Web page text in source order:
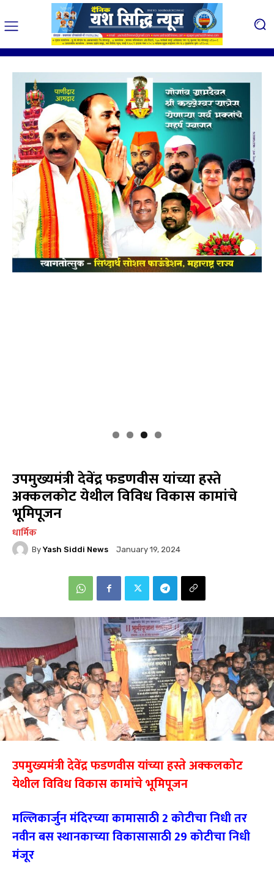
उपमुख्यमंत्री देवेंद्र फडणवीस यांच्या हस्ते
अक्कलकोट येथील विविध विकास कामांचे
भूमिपूजन
धार्मिक
By Yash Siddi News January 19, 2024
उपमुख्यमंत्री देवेंद्र फडणवीस यांच्या हस्ते अक्कलकोट
येथील विविध विकास कामांचे भूमिपूजन
मल्लिकार्जुन मंदिरच्या कामासाठी 2 कोटीचा निधी तर
नवीन बस स्थानकाच्या विकासासाठी 29 कोटीचा निधी
मंजूर